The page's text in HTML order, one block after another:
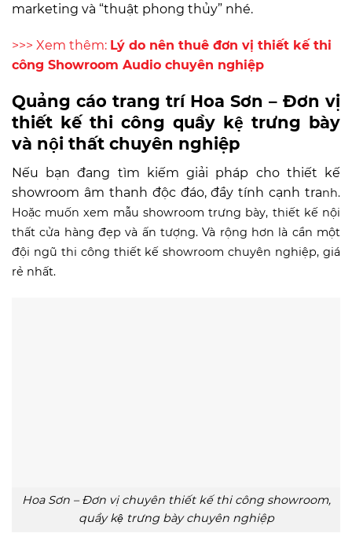
marketing và “thuật phong thủy” nhé.
>>> Xem thêm: Lý do nên thuê đơn vị thiết kế thi
công Showroom Audio chuyên nghiệp
Quảng cáo trang trí Hoa Sơn – Đơn vị
thiết kế thi công quầy kệ trưng bày
và nội thất chuyên nghiệp
Nếu bạn đang tìm kiếm giải pháp cho thiết kế
showroom âm thanh độc đáo, đầy tính cạnh tranh.
Hoặc muốn xem mẫu showroom trưng bày, thiết kế nội
thất cửa hàng đẹp và ấn tượng. Và rộng hơn là cần một
đội ngũ thi công thiết kế showroom chuyên nghiệp, giá
rẻ nhất.
Hoa Sơn – Đơn vị chuyên thiết kế thi công showroom,
quầy kệ trưng bày chuyên nghiệp